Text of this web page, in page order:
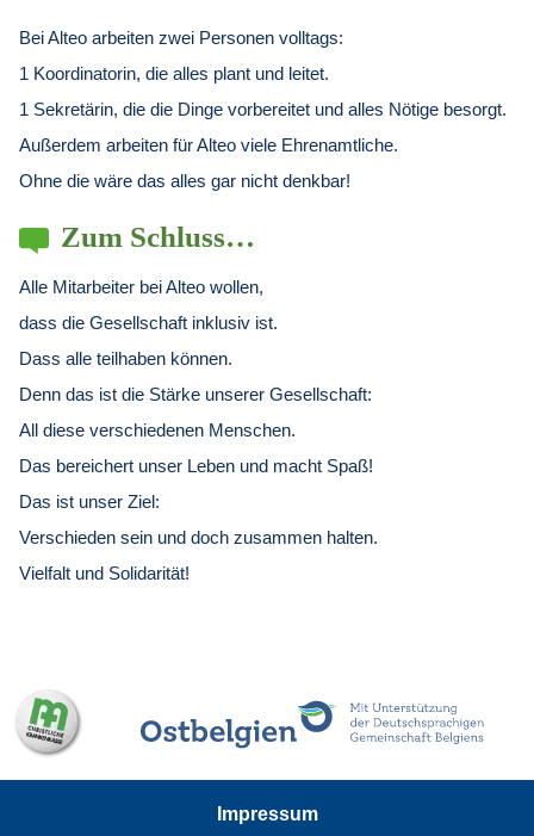
Bei Alteo arbeiten zwei Personen volltags:
1 Koordinatorin, die alles plant und leitet.
1 Sekretärin, die die Dinge vorbereitet und alles Nötige besorgt.
Außerdem arbeiten für Alteo viele Ehrenamtliche.
Ohne die wäre das alles gar nicht denkbar!
Zum Schluss…
Alle Mitarbeiter bei Alteo wollen,
dass die Gesellschaft inklusiv ist.
Dass alle teilhaben können.
Denn das ist die Stärke unserer Gesellschaft:
All diese verschiedenen Menschen.
Das bereichert unser Leben und macht Spaß!
Das ist unser Ziel:
Verschieden sein und doch zusammen halten.
Vielfalt und Solidarität!
Impressum